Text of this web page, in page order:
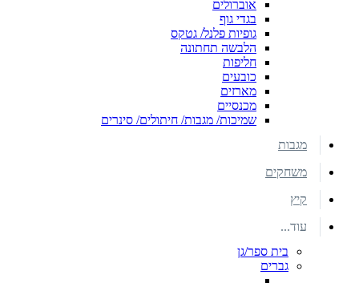
אוברולים
בגדי גוף
גופיות פלנל/ גטקס
הלבשה תחתונה
חליפות
כובעים
מארזים
מכנסיים
שמיכות/ מגבות/ חיתולים/ סינרים
מגבות
משחקים
קיץ
עוד...
בית ספר/גן
גברים